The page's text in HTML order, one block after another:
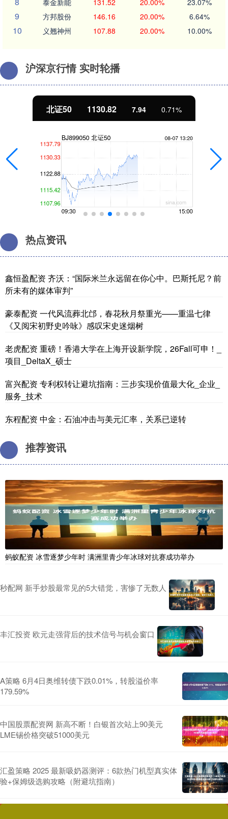
9 方邦股份 146.16 20.00% 6.64%
10 义翘神州 107.88 20.00% 10.00%
沪深京行情 实时轮播
北证50 1130.82 7.94 0.71%
热点资讯
鑫恒盈配资 齐沃：“国际米兰永远留在你心中。巴斯托尼？前
所未有的媒体审判”
豪泰配资 一代风流葬北邙，春花秋月祭重光——重温七律
《又阅宋初野史吟咏》感叹宋史迷烟树
老虎配资 重磅！香港大学在上海开设新学院，26Fall可申！_
项目_DeltaX_硕士
富兴配资 专利权转让避坑指南：三步实现价值最大化_企业_
服务_技术
东程配资 中金：石油冲击与美元汇率，关系已逆转
推荐资讯
蚂蚁配资 冰雪逐梦少年时 满洲里青少年冰球对抗赛成功举办
秒配网 新手炒股最常见的5大错觉，害惨了无数人
丰汇投资 欧元走强背后的技术信号与机会窗口
A策略 6月4日奥维转债下跌0.01%，转股溢价率
179.59%
中国股票配资网 新高不断！白银首次站上90美元
LME锡价格突破51000美元
汇盈策略 2025 最新吸奶器测评：6款热门机型真实体
验+保姆级选购攻略（附避坑指南）